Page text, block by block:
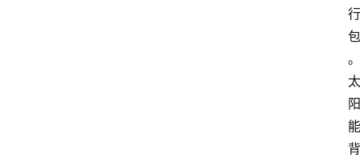
行
包
。
太
阳
能
背